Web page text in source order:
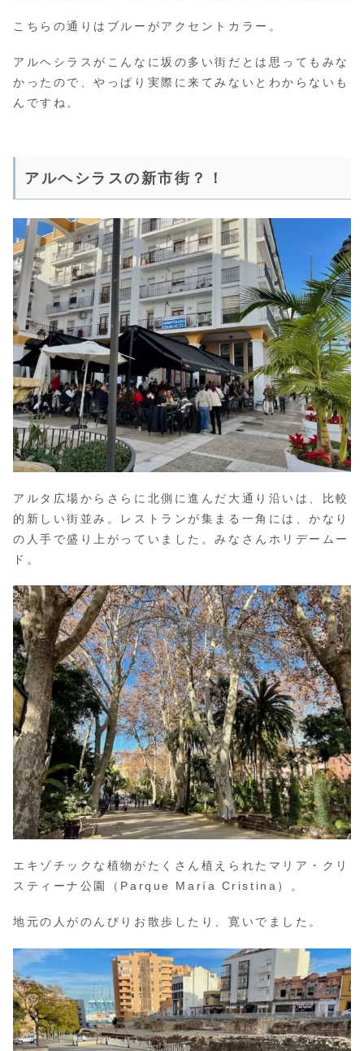
こちらの通りはブルーがアクセントカラー。
アルヘシラスがこんなに坂の多い街だとは思ってもみな
かったので、やっぱり実際に来てみないとわからないも
んですね。
アルヘシラスの新市街？！
アルタ広場からさらに北側に進んだ大通り沿いは、比較
的新しい街並み。レストランが集まる一角には、かなり
の人手で盛り上がっていました。みなさんホリデームー
ド。
エキゾチックな植物がたくさん植えられたマリア・クリ
スティーナ公園（Parque María Cristina）。
地元の人がのんびりお散歩したり、寛いでました。